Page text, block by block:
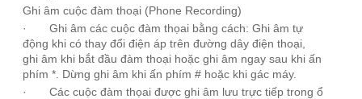
Ghi âm cuộc đàm thoại (Phone Recording)
· Ghi âm các cuộc đàm thọai bằng cách: Ghi âm tự
động khi có thay đổi điện áp trên đường dây điện thoại
ghi âm khi bắt đầu đàm thoại hoặc ghi âm ngay sau khi ấn
phím *. Dừng ghi âm khi ấn phím # hoặc khi gác máy.
· Các cuộc đàm thọai được ghi âm lưu trực tiếp trong ổ